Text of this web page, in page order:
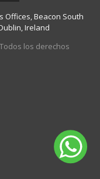
Offices, Beacon South
Ireland
los derechos